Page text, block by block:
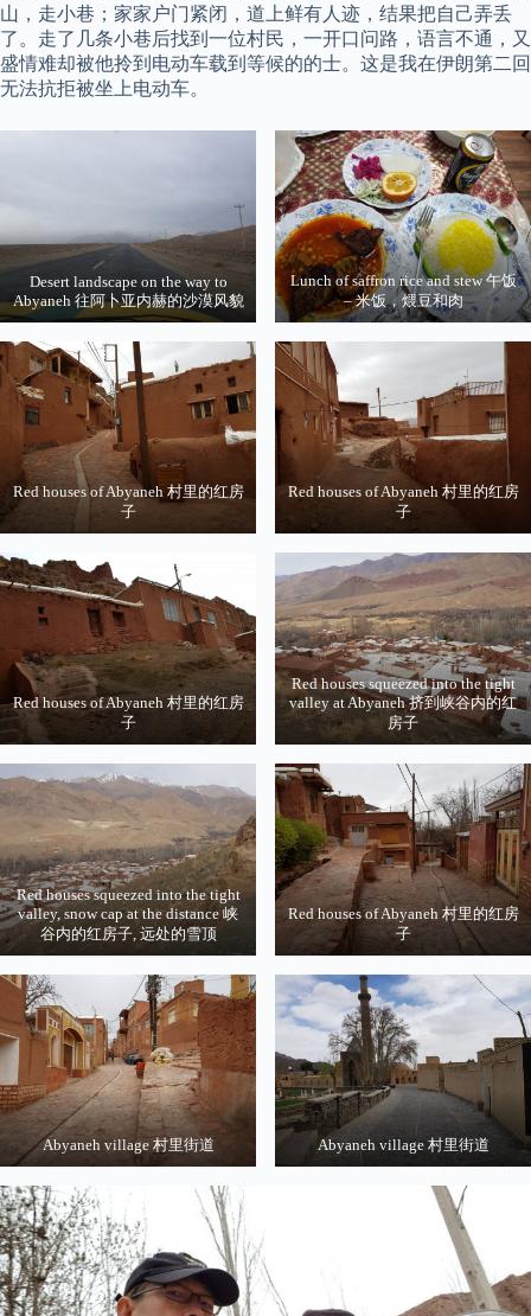
山，走小巷；家家户门紧闭，道上鲜有人迹，结果把自己弄丢
了。走了几条小巷后找到一位村民，一开口问路，语言不通，又
盛情难却被他拎到电动车载到等候的的士。这是我在伊朗第二回
无法抗拒被坐上电动车。
Desert landscape on the way to
Abyaneh 往阿卜亚内赫的沙漠风貌
Lunch of saffron rice and stew 午饭
– 米饭，煨豆和肉
Red houses of Abyaneh 村里的红房
子
Red houses of Abyaneh 村里的红房
子
Red houses of Abyaneh 村里的红房
子
Red houses squeezed into the tight
valley at Abyaneh 挤到峡谷内的红
房子
Red houses squeezed into the tight
valley, snow cap at the distance 峡
谷内的红房子, 远处的雪顶
Red houses of Abyaneh 村里的红房
子
Abyaneh village 村里街道 Abyaneh village 村里街道